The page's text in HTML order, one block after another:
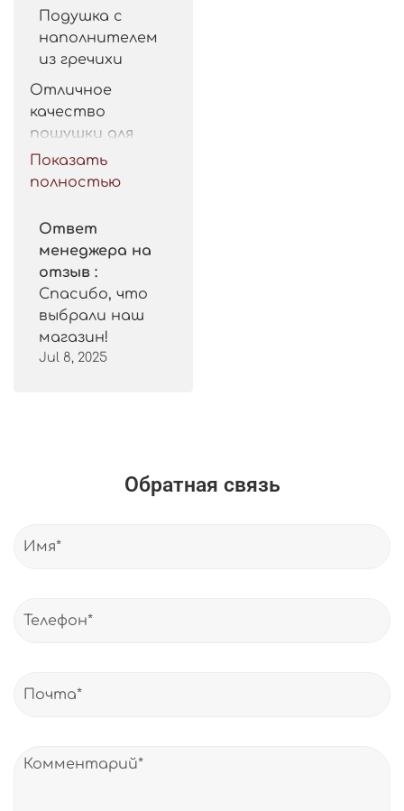
Подушка с
наполнителем
из гречихи
Отличное
качество
пошушки для
такой цены.
Рекомендую.
Показать
полностью
Ответ
менеджера на
отзыв :
Спасибо, что
выбрали наш
магазин!
Jul 8, 2025
Обратная связь